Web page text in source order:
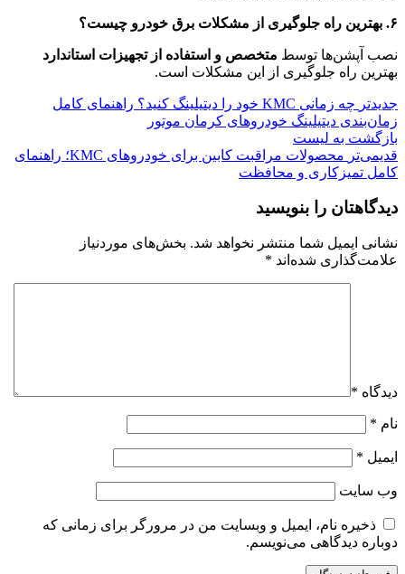
۶. بهترین راه جلوگیری از مشکلات برق خودرو چیست؟
نصب آپشن‌ها توسط متخصص و استفاده از تجهیزات استاندارد
بهترین راه جلوگیری از این مشکلات است.
جدیدتر
چه زمانی KMC خود را دیتیلینگ کنید؟ راهنمای کامل
زمان‌بندی دیتیلینگ خودروهای کرمان موتور
بازگشت به لیست
قدیمی‌تر
محصولات مراقبت کابین برای خودروهای KMC؛ راهنمای
کامل تمیزکاری و محافظت
دیدگاهتان را بنویسید
نشانی ایمیل شما منتشر نخواهد شد. بخش‌های موردنیاز
علامت‌گذاری شده‌اند *
دیدگاه *
نام *
ایمیل *
وب‌ سایت
ذخیره نام، ایمیل و وبسایت من در مرورگر برای زمانی که
دوباره دیدگاهی می‌نویسم.